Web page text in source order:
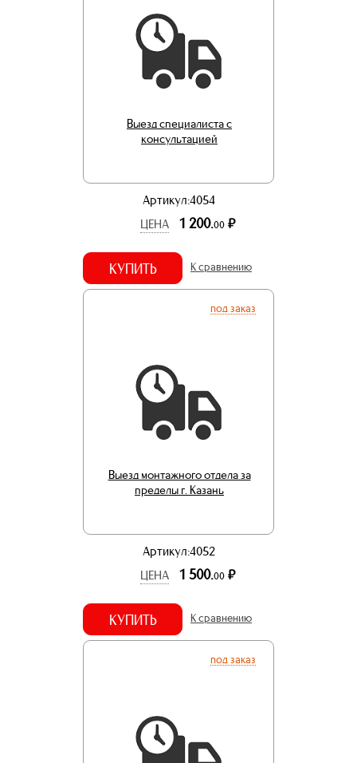
Выезд специалиста с
консультацией
Артикул:4054
ЦЕНА
1 200.00 р.
КУПИТЬ К сравнению
под заказ
Выезд монтажного отдела за
пределы г. Казань
Артикул:4052
ЦЕНА
1 500.00 р.
КУПИТЬ К сравнению
под заказ